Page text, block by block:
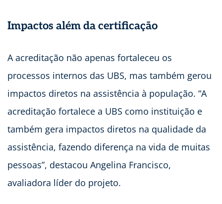
Impactos além da certificação
A acreditação não apenas fortaleceu os
processos internos das UBS, mas também gerou
impactos diretos na assistência à população. “A
acreditação fortalece a UBS como instituição e
também gera impactos diretos na qualidade da
assistência, fazendo diferença na vida de muitas
pessoas”, destacou Angelina Francisco,
avaliadora líder do projeto.